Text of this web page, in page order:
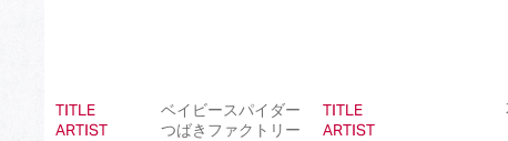
TITLE
ベイビースパイダー
ARTIST
つばきファクトリー
TITLE
ARTIST